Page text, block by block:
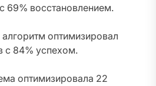
69% восстановлением.
оптимизировал
с 84% успехом.
оптимизировала 22